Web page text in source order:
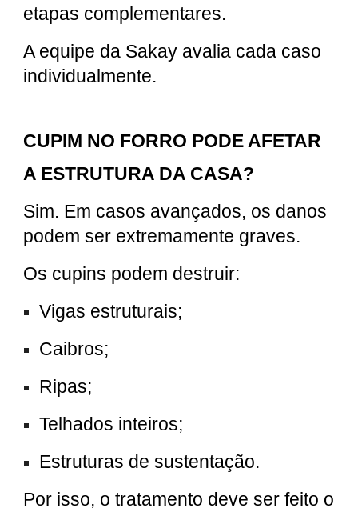
etapas complementares.
A equipe da Sakay avalia cada caso
individualmente.
CUPIM NO FORRO PODE AFETAR
A ESTRUTURA DA CASA?
Sim. Em casos avançados, os danos
podem ser extremamente graves.
Os cupins podem destruir:
Vigas estruturais;
Caibros;
Ripas;
Telhados inteiros;
Estruturas de sustentação.
Por isso, o tratamento deve ser feito o